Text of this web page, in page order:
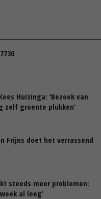
Huizinga: ‘Bezoek van
zelf groente plukken’
Frijns doet het verrassend
steeds meer problemen:
al leeg’